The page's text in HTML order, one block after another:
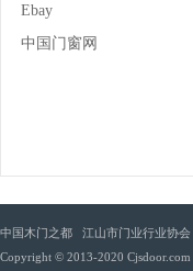
Ebay
中国门窗网
中国木门之都 江山市门业行业协会
Copyright © 2013-2020 Cjsdoor.com